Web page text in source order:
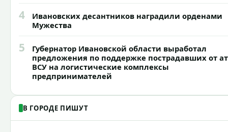
4
Ивановских десантников наградили орденами
Мужества
5
Губернатор Ивановской области выработал
предложения по поддержке пострадавших от
ВСУ на логистические комплексы
предпринимателей
В ГОРОДЕ ПИШУТ